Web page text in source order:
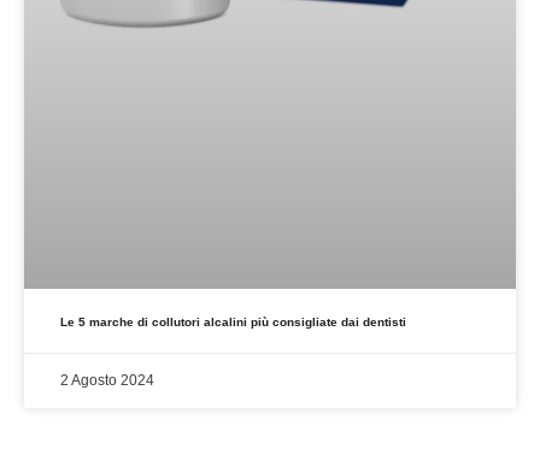
Le 5 marche di collutori alcalini più consigliate dai dentisti
2 Agosto 2024